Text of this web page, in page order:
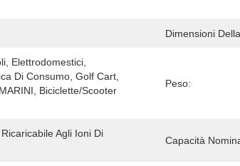
Dimensioni
Elettrodomestici,
Di Consumo, Golf Cart,
Biciclette/scooter
Peso:
Agli Ioni Di
Capacità